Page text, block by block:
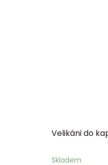
Velikáni do
Skladem